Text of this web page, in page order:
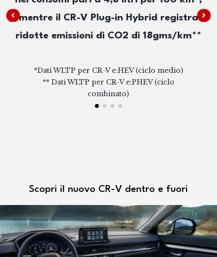
mentre il CR-V Plug-in Hybrid registra
ridotte emissioni di CO2 di 18gms/km**
*Dati WLTP per CR-V e:HEV (ciclo medio)
** Dati WLTP per CR-V e:PHEV (ciclo
combinato)
Scopri il nuovo CR-V dentro e fuori